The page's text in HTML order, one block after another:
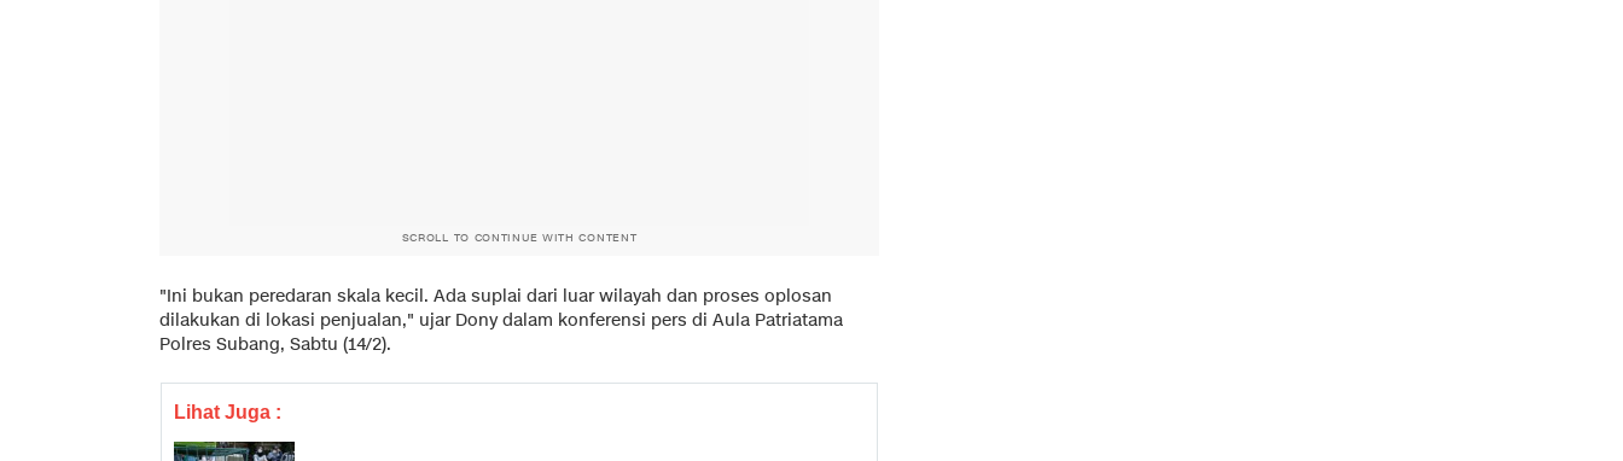
SCROLL TO CONTINUE WITH CONTENT
"Ini bukan peredaran skala kecil. Ada suplai dari luar wilayah dan proses oplosan
dilakukan di lokasi penjualan," ujar Dony dalam konferensi pers di Aula Patriatama
Polres Subang, Sabtu (14/2).
Lihat Juga :